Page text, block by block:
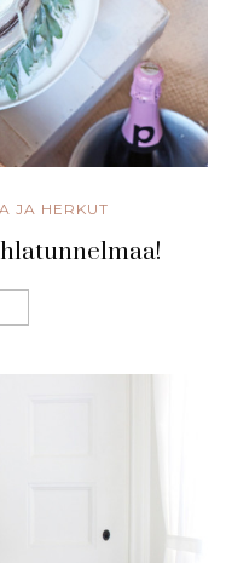
JA HERKUT